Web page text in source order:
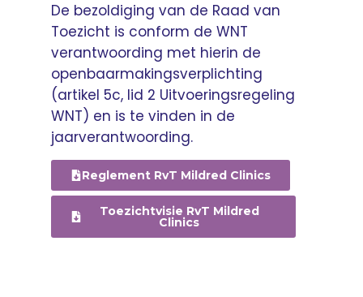
De bezoldiging van de Raad van
Toezicht is conform de WNT
verantwoording met hierin de
openbaarmakingsverplichting
(artikel 5c, lid 2 Uitvoeringsregeling
WNT) en is te vinden in de
jaarverantwoording.
Reglement RvT Mildred Clinics
Toezichtvisie RvT Mildred
Clinics